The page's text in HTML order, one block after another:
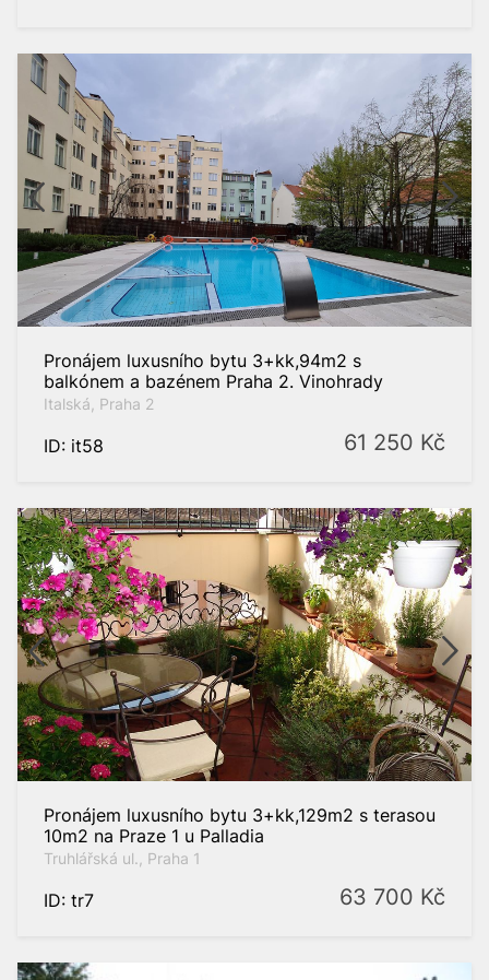
Pronájem luxusního bytu 3+kk,94m2 s
balkónem a bazénem Praha 2. Vinohrady
Italská, Praha 2
ID: it58 61 250 Kč
Pronájem luxusního bytu 3+kk,129m2 s terasou
10m2 na Praze 1 u Palladia
Truhlářská ul., Praha 1
ID: tr7 63 700 Kč